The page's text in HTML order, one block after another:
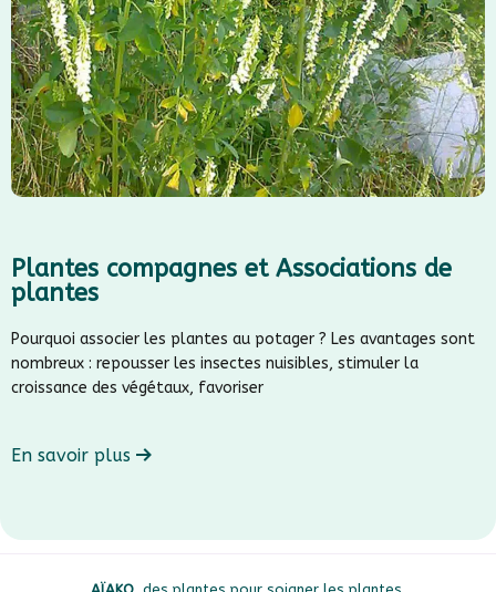
Plantes compagnes et Associations de
plantes
Pourquoi associer les plantes au potager ? Les avantages sont
nombreux : repousser les insectes nuisibles, stimuler la
croissance des végétaux, favoriser
En savoir plus